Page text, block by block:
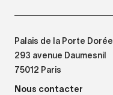
Palais de la Porte Dorée
293 avenue Daumesnil
75012 Paris
Nous contacter